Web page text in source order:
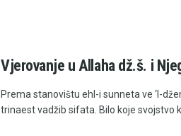
Vjerovanje u Allaha dž.š. i
Prema stanovištu ehl-i sunneta ve ‘l-
trinaest vadžib sifata. Bilo koje svojstvo